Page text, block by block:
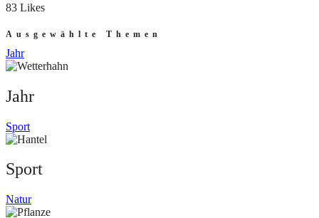
83 Likes
Ausgewählte Themen
Jahr
Jahr
Sport
Sport
Natur